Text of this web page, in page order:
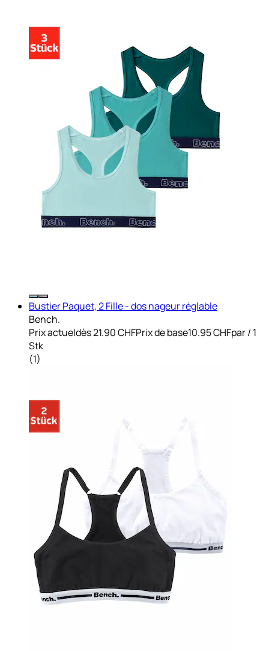
Bustier Paquet, 2 Fille - dos nageur réglable
Bench.
Prix actueldès21.90 CHFPrix de base10.95 CHFpar/ 1
Stk
(1)